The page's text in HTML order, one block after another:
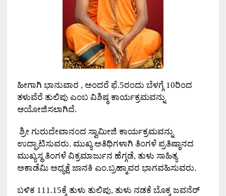
ಹೀಗಾಗಿ ಭಾನುವಾರ , ಅಂದರೆ ಫೆ.5ರಂದು ಬೆಳಗ್ಗೆ 10ರಿಂದ
ತಳುವೆರೆ ತುಲಿಪು ಎಂಬ ವಿಶಿಷ್ಠ ಕಾರ್ಯಕ್ರಮವನ್ನು
ಆಯೋಜಿಸಲಾಗಿದೆ.
ಶ್ರೀ ಗುರುದೇವಾನಂದ ಸ್ವಾಮೀಜಿ ಕಾರ್ಯಕ್ರಮವನ್ನು
ಉದ್ಘಾಟಿಸುವರು. ಮುಖ್ಯ ಅತಿಥಿಗಳಾಗಿ ತಿಂಗಳೆ ಪ್ರತಿಷ್ಠಾನದ
ಮುಖ್ಯಸ್ಥ ತಿಂಗಳೆ ವಿಕ್ರಮಾರ್ಜುನ ಹೆಗ್ಗಡೆ, ತುಳು ಸಾಹಿತ್ಯ
ಅಕಾಡೆಮಿ ಅಧ್ಯಕ್ಷೆ ಜಾನಕಿ ಎಂ.ಬ್ರಹ್ಮಾವರ ಭಾಗವಹಿಸುವರು.
ಬಳಿಕ 111.15ಕ್ಕೆ ತುಳು ತುಲಿಪು, ತುಳು ನಡಕೆ ಬೊಕ್ಕ ಜವನೆರ್